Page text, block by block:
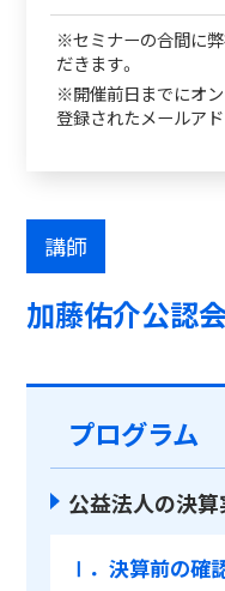
※セミナーの合間に
だきます。
※開催前日までにオン
登録されたメールア
講師
加藤佑介公認
プログラム
公益法人の決
Ⅰ．決算前の確